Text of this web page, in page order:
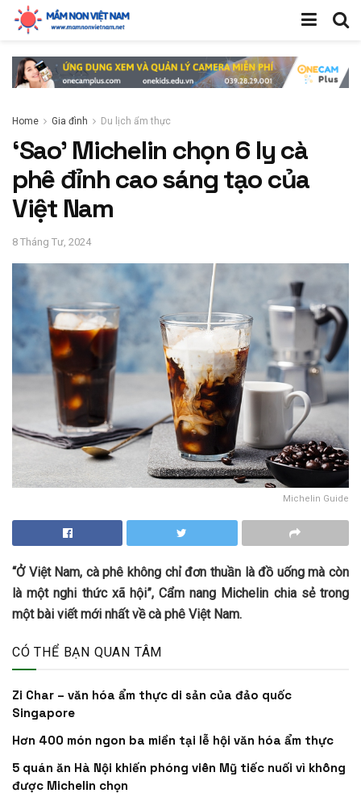
Home Gia đình Du lịch ẩm thực
‘Sao’ Michelin chọn 6 ly cà
phê đỉnh cao sáng tạo của
Việt Nam
8 Tháng Tư, 2024
Michelin Guide
“Ở Việt Nam, cà phê không chỉ đơn thuần là đồ uống mà còn
là một nghi thức xã hội”, Cẩm nang Michelin chia sẻ trong
một bài viết mới nhất về cà phê Việt Nam.
CÓ THỂ BẠN QUAN TÂM
Zi Char – văn hóa ẩm thực di sản của đảo quốc
Singapore
Hơn 400 món ngon ba miền tại lễ hội văn hóa ẩm thực
5 quán ăn Hà Nội khiến phóng viên Mỹ tiếc nuối vì không
được Michelin chọn